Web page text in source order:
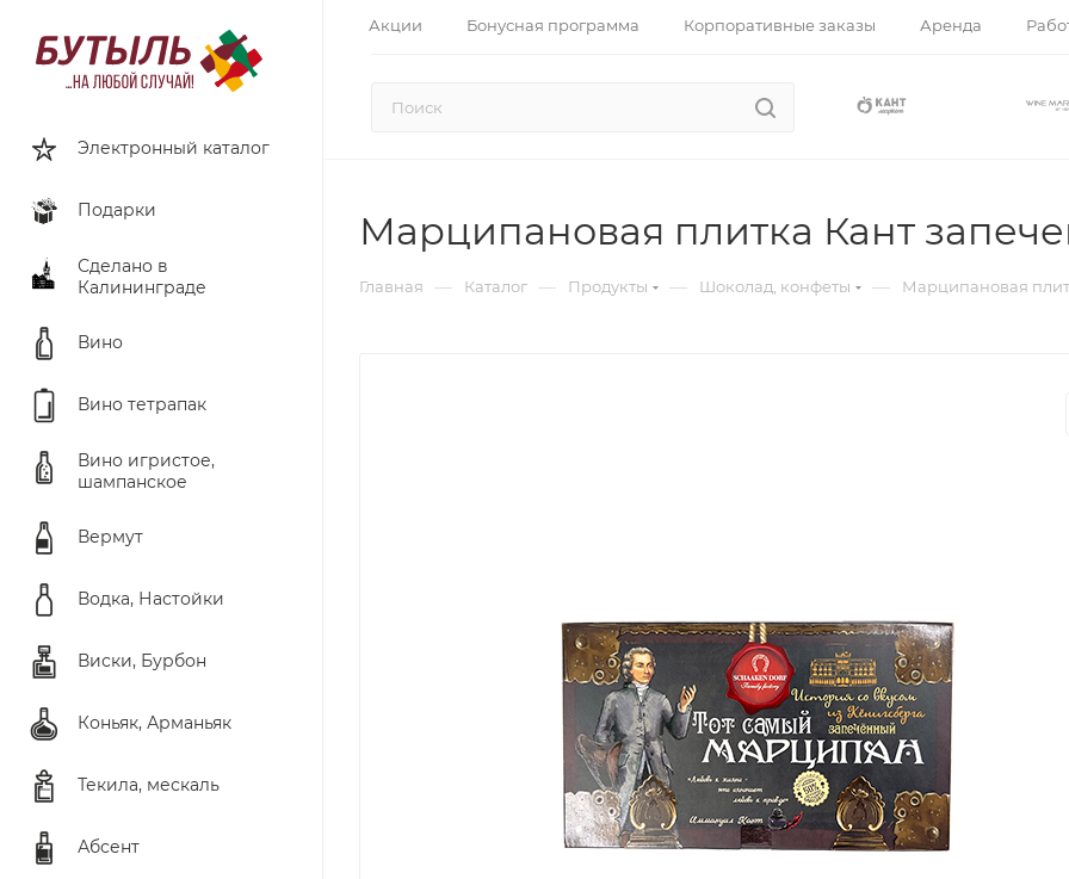
Акции Бонусная программа Корпоративные заказы Аренда
Электронный каталог
Подарки
Сделано в
Калининграде
Вино
Вино тетрапак
Вино игристое,
шампанское
Вермут
Водка, Настойки
Виски, Бурбон
Коньяк, Арманьяк
Текила, мескаль
Абсент
Марципановая плитка Кант
Главная — Каталог — Продукты — Шоколад, конфеты — Марципановая